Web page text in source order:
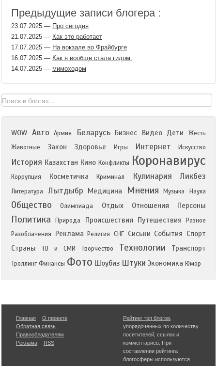
Предыдущие записи блогера :
23.07.2025 — Про сегодня
21.07.2025 — Как это работает
17.07.2025 — На вокзале во Фрайбурге
16.07.2025 — Как я вообще стала гидом.
14.07.2025 — мимоходом
WOW Авто Армия Беларусь Бизнес Видео Дети
Жесть
Животные
Закон Здоровье Игры Интернет Искусство
История Казахстан Кино Конфликты Коронавирус
Коррупция Косметичка Криминал Кулинария Ликбез
Литература Лытдыбр Медицина Мнения Музыка Наука
Общество Олимпиада Отдых Отношения Персоны
Политика Природа Происшествия Путешествия
Разное
Разоблачения
Реклама Религия СНГ Сиськи События Спорт
Страны
ТВ и СМИ Творчество Технологии Транспорт
Троллинг Финансы Фото Шоубиз Штуки Экономика Юмор
Главная
О проекте
Обратная связь
Правообладателям
Реклама
RSS
Рейтинг топ блогов
упорядоченных по количеству
посетителей, ссылок и
комментариев. При
составлении рейтинга
блогосферы используются